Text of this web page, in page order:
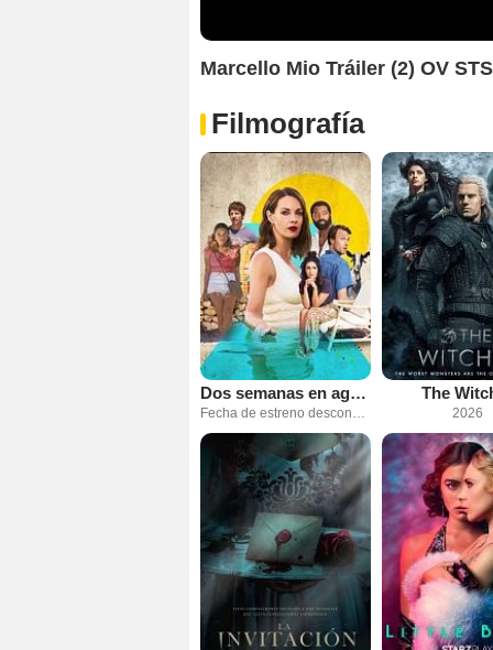
Marcello Mio Tráiler (2) OV
Filmografía
Dos semanas en agosto The
2026